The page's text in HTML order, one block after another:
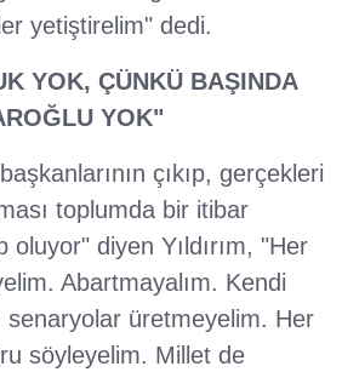
yetiştirelim" dedi.
YOK, ÇÜNKÜ BAŞINDA
YOK"
çıkıp, gerçekleri
toplumda bir itibar
oluyor" diyen Yıldırım, "Her
Abartmayalım. Kendi
senaryolar üretmeyelim. Her
söyleyelim. Millet de